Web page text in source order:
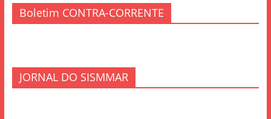
Boletim CONTRA-CORRENTE
JORNAL DO SISMMAR